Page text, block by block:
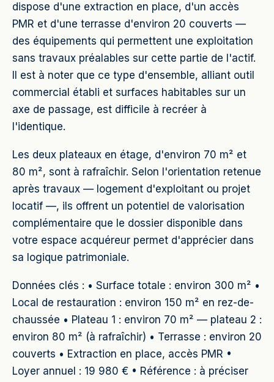
dispose d'une extraction en place, d'un accès
PMR et d'une terrasse d'environ 20 couverts —
des équipements qui permettent une exploitation
sans travaux préalables sur cette partie de l'actif.
Il est à noter que ce type d'ensemble, alliant outil
commercial établi et surfaces habitables sur un
axe de passage, est difficile à recréer à
l'identique.
Les deux plateaux en étage, d'environ 70 m² et
80 m², sont à rafraîchir. Selon l'orientation retenue
après travaux — logement d'exploitant ou projet
locatif —, ils offrent un potentiel de valorisation
complémentaire que le dossier disponible dans
votre espace acquéreur permet d'apprécier dans
sa logique patrimoniale.
Données clés : • Surface totale : environ 300 m² •
Local de restauration : environ 150 m² en rez-de-
chaussée • Plateau 1 : environ 70 m² — plateau 2 :
environ 80 m² (à rafraîchir) • Terrasse : environ 20
couverts • Extraction en place, accès PMR •
Loyer annuel : 19 980 € • Référence : à préciser